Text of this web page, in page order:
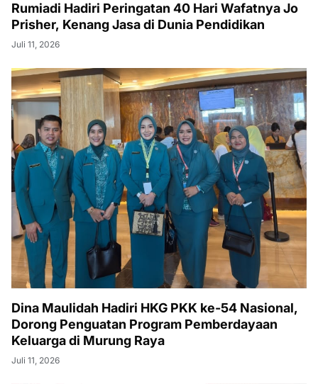
Rumiadi Hadiri Peringatan 40 Hari Wafatnya Jo
Prisher, Kenang Jasa di Dunia Pendidikan
Juli 11, 2026
Dina Maulidah Hadiri HKG PKK ke-54 Nasional,
Dorong Penguatan Program Pemberdayaan
Keluarga di Murung Raya
Juli 11, 2026